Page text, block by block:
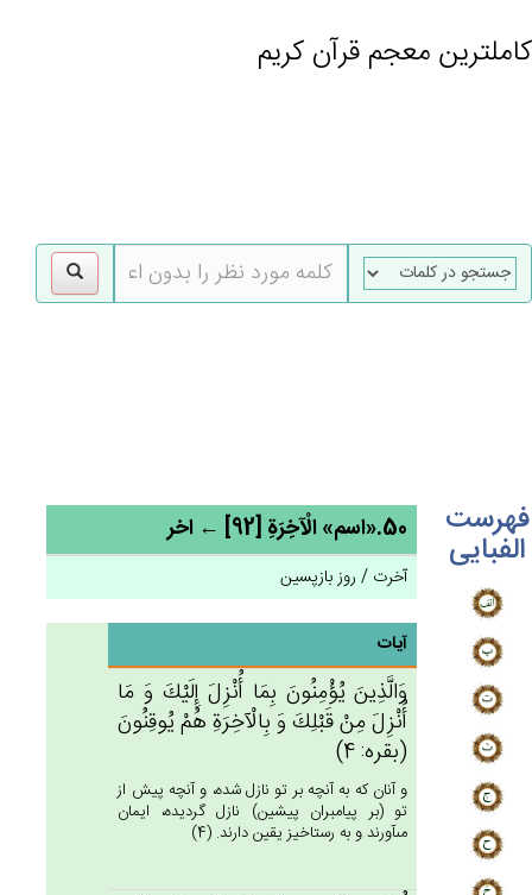
کاملترین معجم قرآن کریم
فهرست
الفبایی 50.«اسم» الْآخِرَة‌ِ [92] ← اخر
آخرت / روز بازپسین
آیات
وَالَّذِين‌َ يُؤْمِنُون‌َ بِمَا أُنْزِل‌َ إِلَيْك‌َ وَ مَا
أُنْزِل‌َ مِنْ‌ قَبْلِك‌َ وَ بِالْآخِرَة‌ِ هُم‌ْ يُوقِنُون‌َ
(بقره: 4)
و آنان كه به آنچه بر تو نازل شده، و آنچه پيش از
تو (بر پيامبران پيشين) نازل گرديده، ايمان
مى‏آورند و به رستاخيز يقين دارند. (4)